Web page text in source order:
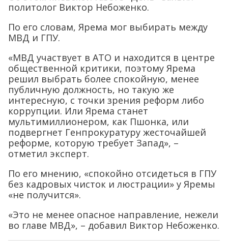
политолог Виктор Небоженко.
По его словам, Ярема мог выбирать между
МВД и ГПУ.
«МВД участвует в АТО и находится в центре
общественной критики, поэтому Ярема
решил выбрать более спокойную, менее
публичную должность, но такую же
интересную, с точки зрения реформ либо
коррупции. Или Ярема станет
мультимиллионером, как Пшонка, или
подвергнет Генпрокуратуру жесточайшей
реформе, которую требует Запад», –
отметил эксперт.
По его мнению, «спокойно отсидеться в ГПУ
без кадровых чисток и люстрации» у Яремы
«не получится».
«Это не менее опасное направление, нежели
во главе МВД», – добавил Виктор Небоженко.